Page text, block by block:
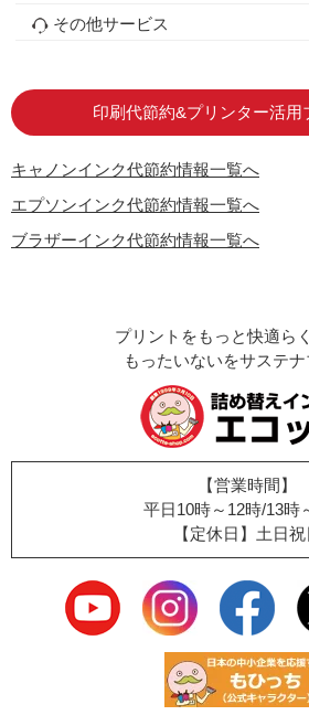
初心者用セット
キャノンインク
エプソンインク
ブラザーインク
詰め替えインク
互換インクボトル
互換インクカートリッジ
再生インクカートリッジ
トナーカートリッジ
その他サービス
印刷代節約&プリンター活用
キャノンインク代節約情報一覧へ
エプソンインク代節約情報一覧へ
ブラザーインク代節約情報一覧へ
プリントをもっと快適ら
もったいないをサステナ
【営業時間】
平日10時～12時/13時
【定休日】土日祝